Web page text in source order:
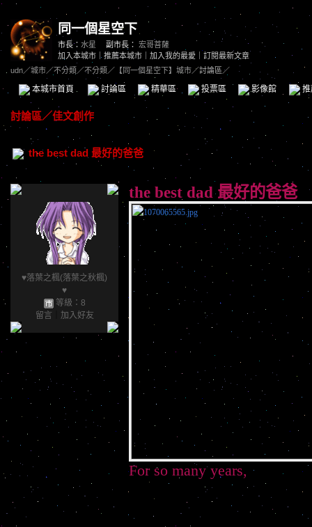
同一個星空下
市長： 水星 副市長： 宏哥菩薩
加入本城市 ｜ 推薦本城市 加入我的最愛
訂閱最新文章
udn／城市／不分類 ／不分類 ／ 【同一個星空下】城市／討論區／
本城市首頁 討論區 精華區 投票區 影像館
討論區／佳文創作
the best dad 最好的爸爸
♥落葉之楓(落葉之秋楓)
♥
等級：8
留言
加入好友
the best dad 最好的爸爸
For so many years,